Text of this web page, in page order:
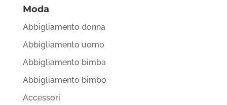
Moda
Abbigliamento donna
Abbigliamento uomo
Abbigliamento bimba
Abbigliamento bimbo
Accessori